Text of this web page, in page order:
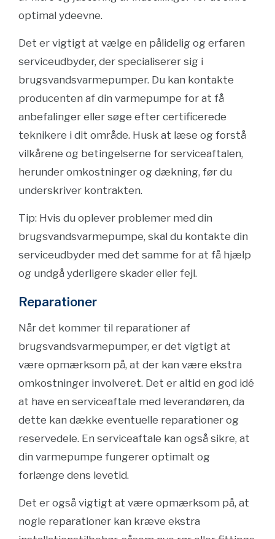
optimal ydeevne.
Det er vigtigt at vælge en pålidelig og erfaren
serviceudbyder, der specialiserer sig i
brugsvandsvarmepumper. Du kan kontakte
producenten af din varmepumpe for at få
anbefalinger eller søge efter certificerede
teknikere i dit område. Husk at læse og forstå
vilkårene og betingelserne for serviceaftalen,
herunder omkostninger og dækning, før du
underskriver kontrakten.
Tip: Hvis du oplever problemer med din
brugsvandsvarmepumpe, skal du kontakte din
serviceudbyder med det samme for at få hjælp
og undgå yderligere skader eller fejl.
Reparationer
Når det kommer til reparationer af
brugsvandsvarmepumper, er det vigtigt at
være opmærksom på, at der kan være ekstra
omkostninger involveret. Det er altid en god idé
at have en serviceaftale med leverandøren, da
dette kan dække eventuelle reparationer og
reservedele. En serviceaftale kan også sikre, at
din varmepumpe fungerer optimalt og
forlænge dens levetid.
Det er også vigtigt at være opmærksom på, at
nogle reparationer kan kræve ekstra